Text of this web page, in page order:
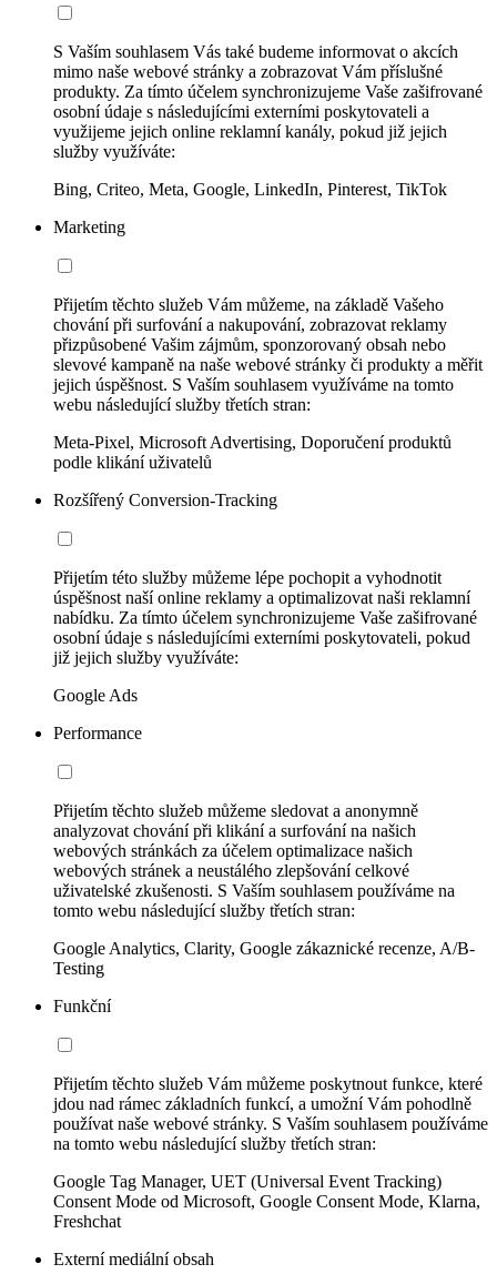
S Vaším souhlasem Vás také budeme informovat o akcích
mimo naše webové stránky a zobrazovat Vám příslušné
produkty. Za tímto účelem synchronizujeme Vaše zašifrované
osobní údaje s následujícími externími poskytovateli a
využijeme jejich online reklamní kanály, pokud již jejich
služby využíváte:
Bing, Criteo, Meta, Google, LinkedIn, Pinterest, TikTok
Marketing
Přijetím těchto služeb Vám můžeme, na základě Vašeho
chování při surfování a nakupování, zobrazovat reklamy
přizpůsobené Vašim zájmům, sponzorovaný obsah nebo
slevové kampaně na naše webové stránky či produkty a měřit
jejich úspěšnost. S Vaším souhlasem využíváme na tomto
webu následující služby třetích stran:
Meta-Pixel, Microsoft Advertising, Doporučení produktů
podle klikání uživatelů
Rozšířený Conversion-Tracking
Přijetím této služby můžeme lépe pochopit a vyhodnotit
úspěšnost naší online reklamy a optimalizovat naši reklamní
nabídku. Za tímto účelem synchronizujeme Vaše zašifrované
osobní údaje s následujícími externími poskytovateli, pokud
již jejich služby využíváte:
Google Ads
Performance
Přijetím těchto služeb můžeme sledovat a anonymně
analyzovat chování při klikání a surfování na našich
webových stránkách za účelem optimalizace našich
webových stránek a neustálého zlepšování celkové
uživatelské zkušenosti. S Vaším souhlasem používáme na
tomto webu následující služby třetích stran:
Google Analytics, Clarity, Google zákaznické recenze, A/B-
Testing
Funkční
Přijetím těchto služeb Vám můžeme poskytnout funkce, které
jdou nad rámec základních funkcí, a umožní Vám pohodlně
používat naše webové stránky. S Vaším souhlasem používáme
na tomto webu následující služby třetích stran:
Google Tag Manager, UET (Universal Event Tracking)
Consent Mode od Microsoft, Google Consent Mode, Klarna,
Freshchat
Externí mediální obsah